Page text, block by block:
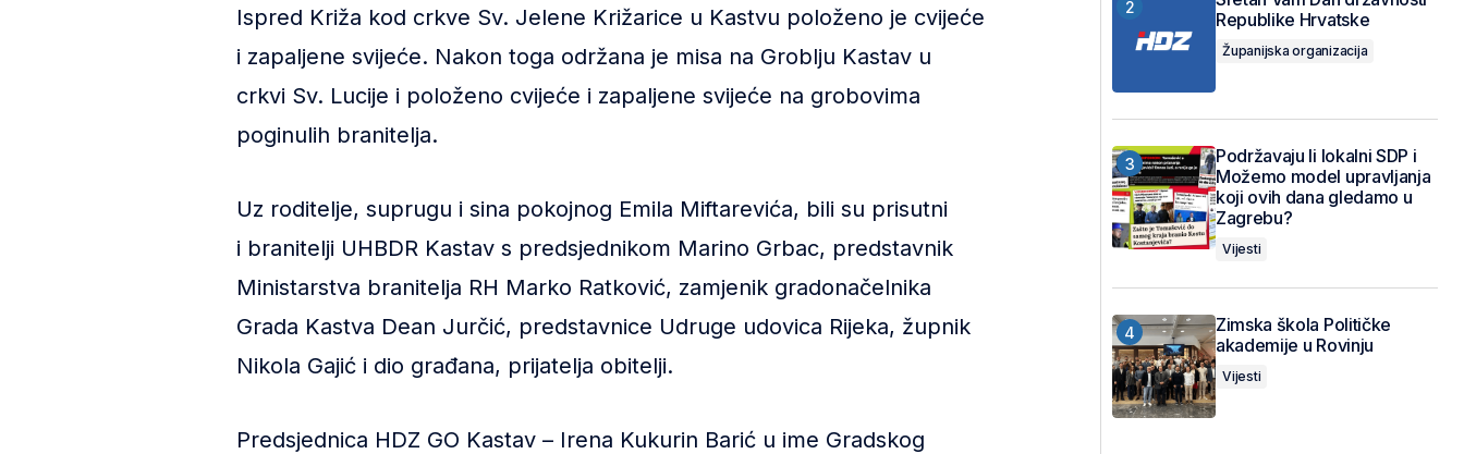
Ispred Križa kod crkve Sv. Jelene Križarice u Kastvu položeno je cvijeće
i zapaljene svijeće. Nakon toga održana je misa na Groblju Kastav u
crkvi Sv. Lucije i položeno cvijeće i zapaljene svijeće na grobovima
poginulih branitelja.
Uz roditelje, suprugu i sina pokojnog Emila Miftarevića, bili su prisutni
i branitelji UHBDR Kastav s predsjednikom Marino Grbac, predstavnik
Ministarstva branitelja RH Marko Ratković, zamjenik gradonačelnika
Grada Kastva Dean Jurčić, predstavnice Udruge udovica Rijeka, župnik
Nikola Gajić i dio građana, prijatelja obitelji.
Predsjednica HDZ GO Kastav – Irena Kukurin Barić u ime Gradskog
Republike Hrvatske
Županijska organizacija
Podržavaju li lokalni SDP i
Možemo model upravljanja
koji ovih dana gledamo u
Zagrebu?
Vijesti
Zimska škola Političke
akademije u Rovinju
Vijesti